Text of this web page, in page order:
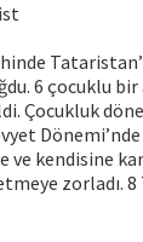
6 çocuklu
Çocukluk
kendisine
zorladı.